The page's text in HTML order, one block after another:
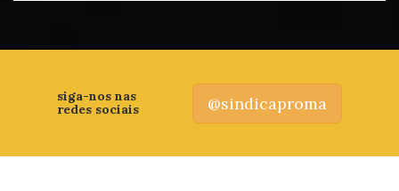
siga-nos nas
redes sociais
@sindicaproma